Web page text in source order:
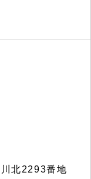
北2293番地